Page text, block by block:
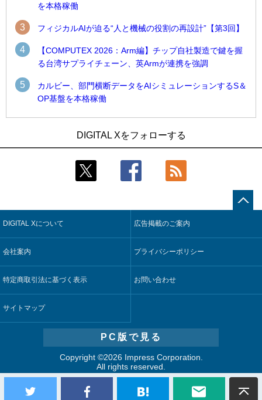
を本格稼働
3 フィジカルAIが迫る“人と機械の役割の再設計”【第3回】
4
【COMPUTEX 2026：Arm編】チップ自社製造で鍵を握
る台湾サプライチェーン、英Armが連携を強調
5
カルビー、部門横断データをAIシミュレーションするS＆
OP基盤を本格稼働
製造業の現場の暗黙知を組織横断で活用するためのナレッジ
管理基盤、LIGHTzが提供
4
近大病院と中外製薬、治験参加者組み入れに電子カルテとAI
5
【COMPUTEX 2026：Arm編】チップ自社製造で鍵を握る台
湾サプライチェーン、英Armが連携を強調
合基盤を本格稼働
鹿島建設、鋼管柱へのコンクリート充填時の異常を検出する
AIを遠隔監視システムに実装
4
製造業の現場の暗黙知を組織横断で活用するためのナレッジ
5
Umios、消費者起点の販売計画策定に向けたAIシステムを本格
稼働
DIGITAL Xをフォローする
DIGITAL Xについて 広告掲載のご案内
会社案内 プライバシーポリシー
特定商取引法に基づく表示 お問い合わせ
サイトマップ
PC版で見る
Copyright ©2026 Impress Corporation.
All rights reserved.